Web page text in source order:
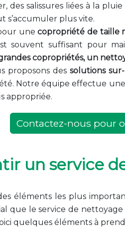
des salissures liées à la
s’accumuler plus vite.
unecopropriété de taille
souvent suffisant pour
copropriétés, un
proposons des solutions
Notre équipe effectue
appropriée.
Contactez-nous pour
un service
éléments les plus
que le service de
quelques éléments à